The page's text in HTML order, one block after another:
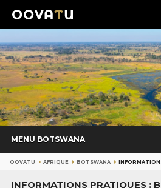
MENU BOTSWANA
OOVATU AFRIQUE BOTSWANA
INFORMATIONS PRATIQUES :